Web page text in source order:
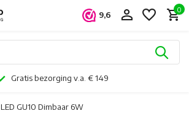
9,6
0
Gratis bezorging v.a. € 149
LED GU10 Dimbaar 6W